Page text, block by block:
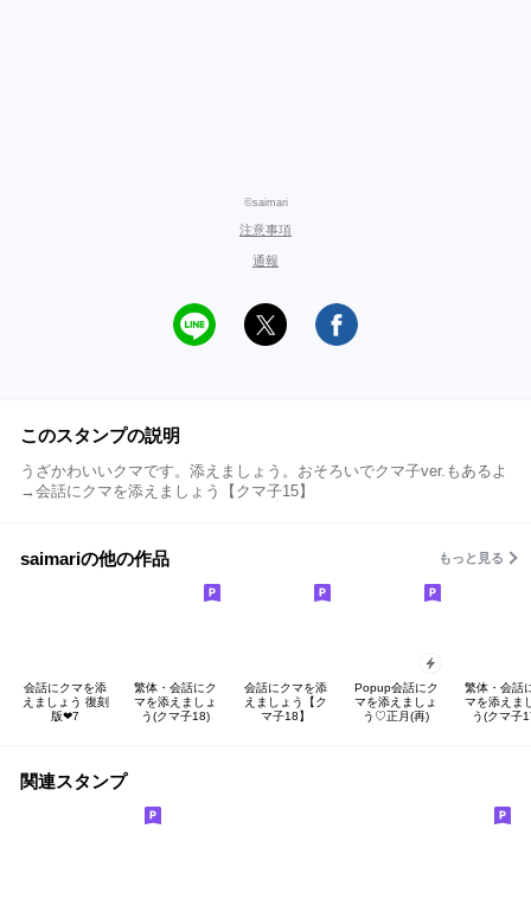
©saimari
注意事項
通報
このスタンプの説明
うざかわいいクマです。添えましょう。おそろいでクマ子ver.もあるよ
→会話にクマを添えましょう【クマ子15】
saimariの他の作品 もっと見る
会話にクマを添
えましょう 復刻
版❤︎7
繁体・会話にク
マを添えましょ
う(クマ子18)
会話にクマを添
えましょう【ク
マ子18】
Popup会話にク
マを添えましょ
う♡正月(再)
繁体・会話
マを添えま
う(クマ子
関連スタンプ